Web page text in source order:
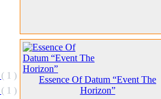
( 1 )
( 1 )
Essence Of Datum “Event The
Horizon”